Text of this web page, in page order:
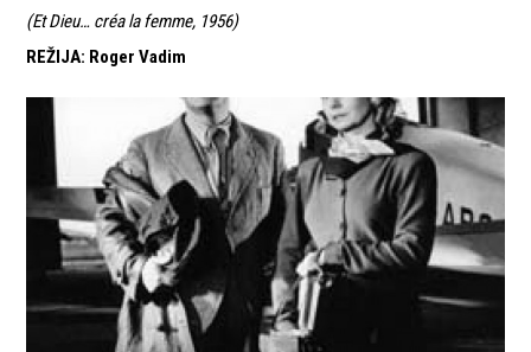
(Et Dieu… créa la femme, 1956)
REŽIJA: Roger Vadim